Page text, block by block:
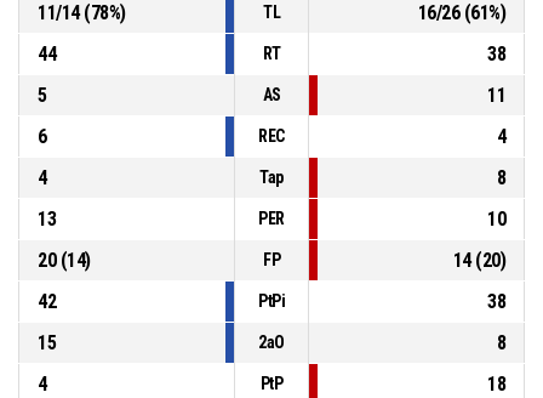
11/14(78%) TL 16/26(61%)
44
RT
38
5
AS
11
6
REC
4
4
Tap
8
13
PER
10
20(14) FP 14(20)
42
PtPi
38
15
2aO
8
4
PtP
18